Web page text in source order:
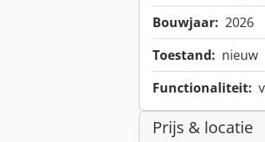
Bouwjaar: 2026
Toestand: nieuw
Functionaliteit:
Prijs & locatie